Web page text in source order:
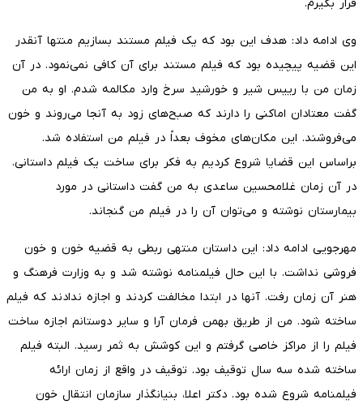
قرار بگیرم.
وی ادامه داد: هدف این بود که یک فیلم مستند بسازیم منتها آنقدر
این قضیه پیچیده بود که فیلم مستند برای آن کافی نمی‌نمود. در آن
زمان من با رییس شیر و خورشید سرخ وارد مکالمه شدم. او به من
گفت معتادان اماکنی را دارند که صبح‌های زود به آنجا می‌روند و خون
می‌فروشند. این مکان‌های مخوف بعداً در فیلم من استفاده شد.
براساس این قضایا شروع کردیم به فکر برای ساخت یک فیلم داستانی.
در آن زمان غلامحسین ساعدی به من گفت داستانی در مورد
بیمارستان نوشته و می‌توان آن را در فیلم من گنجاند.
مهرجویی ادامه داد: این داستان منتهی ربطی به قضیه خون و خون
فروشی نداشت. با این حال فیلمنامه نوشته شد و به وزارت فرهنگ و
هنر آن زمان رفت. آنها در ابتدا مخالفت کردند و اجازه ندادند که فیلم
ساخته شود. من از طریق بهمن فرمان آرا و سایر دوستانم اجازه ساخت
فیلم را از مراکز خاصی گرفتم و این کوشش به ثمر رسید. البته فیلم
ساخته شده سه سال توقیف بود. توقیف در واقع از زمان ارائه
فیلمنامه شروع شده بود. دکتر اعلا، بنیانگذار سازمان انتقال خون